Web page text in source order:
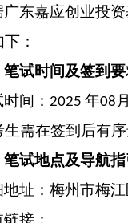
广东嘉应创业投
：
笔试时间及签到
时间 ： 2025 年08 月
生需在签到后有
试地点及导航指
址： 梅州市梅
接：